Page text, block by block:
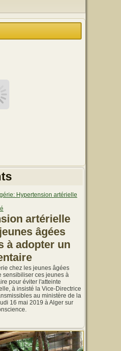
Hypertension artérielle
artérielle
âgées
à adopter un
chez les jeunes âgées
sensibiliser ces jeunes à
pour éviter l'atteinte
à insisté la Vice-Directrice
au ministère de la
16 mai 2019 à Alger sur